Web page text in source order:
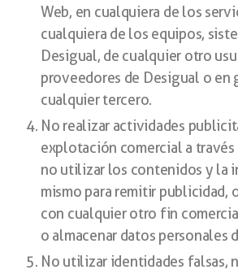
Web, en cualquiera de los
cualquiera de los equipos,
Desigual, de cualquier otro
proveedores de Desigual o en
cualquier tercero.
No realizar actividades
explotación comercial a través
no utilizar los contenidos y la
mismo para remitir publicidad,
con cualquier otro fin
o almacenar datos personales
No utilizar identidades falsas,